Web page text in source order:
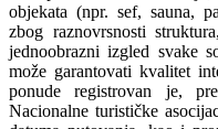
objekata (npr. sef, sauna,
zbog raznovrsnosti
jednoobrazni izgled svake
može garantovati kvalitet
ponude registrovan je,
Nacionalne turističke